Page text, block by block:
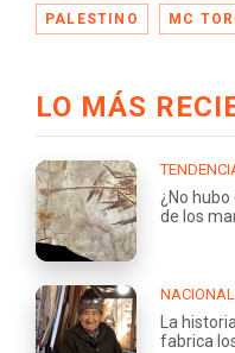
PALESTINO MC
LO MÁS
¿No
de los
NACIONAL
La
fabrica